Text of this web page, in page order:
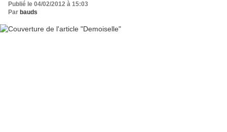
Publié le 04/02/2012 à 15:03
Par bauds